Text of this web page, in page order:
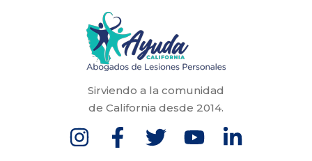
Sirviendo a la comunidad
de California desde 2014.